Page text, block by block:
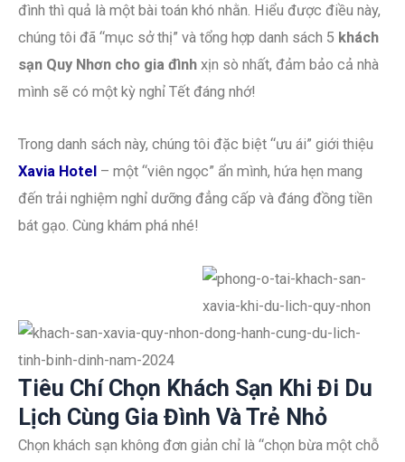
đình thì quả là một bài toán khó nhằn. Hiểu được điều này,
chúng tôi đã “mục sở thị” và tổng hợp danh sách 5 khách
sạn Quy Nhơn cho gia đình xịn sò nhất, đảm bảo cả nhà
mình sẽ có một kỳ nghỉ Tết đáng nhớ!
Trong danh sách này, chúng tôi đặc biệt “ưu ái” giới thiệu
Xavia Hotel – một “viên ngọc” ẩn mình, hứa hẹn mang
đến trải nghiệm nghỉ dưỡng đẳng cấp và đáng đồng tiền
bát gạo. Cùng khám phá nhé!
Tiêu Chí Chọn Khách Sạn Khi Đi Du
Lịch Cùng Gia Đình Và Trẻ Nhỏ
Chọn khách sạn không đơn giản chỉ là “chọn bừa một chỗ